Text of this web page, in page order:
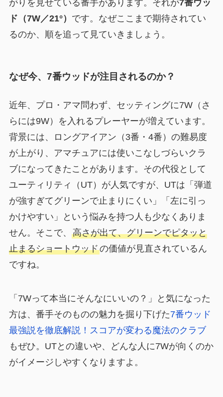
がりを見せている番手があります。それが7番ウッ
ド（7W／21°） です。なぜここまで期待されてい
るのか、順を追って見ていきましょう。
なぜ今、7番ウッドが注目されるのか？
近年、プロ・アマ問わず、セッティングに7W（さ
らには9W）を入れるプレーヤーが増えています。
背景には、ロングアイアン（3番・4番）の難易度
が上がり、アマチュアには使いこなしづらいクラ
ブになってきたことがあります。その代役として
ユーティリティ（UT）が人気ですが、UTは「弾道
が強すぎてグリーンで止まりにくい」「左に引っ
かけやすい」という悩みを持つ人も少なくありま
せん。そこで、 高さが出て、グリーンでピタッと
止まるショートウッドの価値が見直されているん
ですね。
「7Wって本当にそんなにいいの？」と気になった
方は、番手そのものの魅力を掘り下げた7番ウッド
最強説を徹底解説！スコアが変わる魔法のクラブ
もぜひ。UTとの違いや、どんな人に7Wが向くのか
がイメージしやすくなりますよ。